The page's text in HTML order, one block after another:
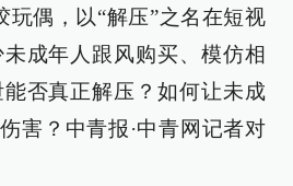
玩偶，以“解压”之名在短视
成年人跟风购买、模仿相
否真正解压？如何让未成
害？中青报·中青网记者对